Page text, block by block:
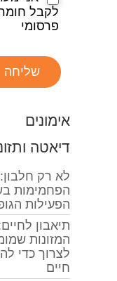
לקבל
פרסומי
שליחה
אימונים
דיאטה
לא רק
הפחמימות
הפעילות
תיאבון
המזונות
לצרוך כדי
חיים